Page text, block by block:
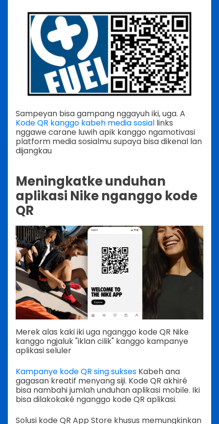
Sampeyan bisa gampang nggayuh iki, uga. A
Kode QR kanggo kabeh media sosial links
nggawe carane luwih apik kanggo ngamotivasi
platform media sosialmu supaya bisa dikenal lan
dijangkau
Meningkatke unduhan
aplikasi Nike nganggo kode
QR
Merek alas kaki iki uga nganggo kode QR Nike
kanggo ngjaluk "iklan cilik" kanggo kampanye
aplikasi seluler
Kampanye kode QR sing sukses Kabeh ana
gagasan kreatif menyang siji. Kode QR akhiré
bisa nambahi jumlah unduhan aplikasi mobile. Iki
bisa dilakokaké nganggo kode QR aplikasi.
Solusi kode QR App Store khusus memungkinkan